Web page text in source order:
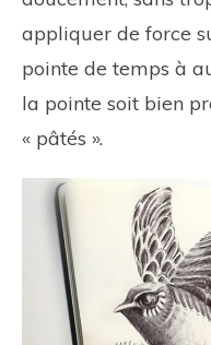
appliquer de force
pointe de temps à
la pointe soit bien
« pâtés ».